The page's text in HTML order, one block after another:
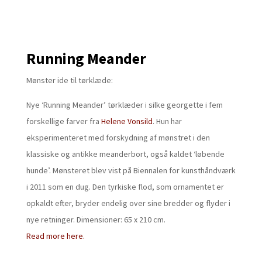
Running Meander
Mønster ide til tørklæde:
Nye ‘Running Meander’ tørklæder i silke georgette i fem
forskellige farver fra Helene Vonsild. Hun har
eksperimenteret med forskydning af mønstret i den
klassiske og antikke meanderbort, også kaldet ‘løbende
hunde’. Mønsteret blev vist på Biennalen for kunsthåndværk
i 2011 som en dug. Den tyrkiske flod, som ornamentet er
opkaldt efter, bryder endelig over sine bredder og flyder i
nye retninger. Dimensioner: 65 x 210 cm.
Read more here.